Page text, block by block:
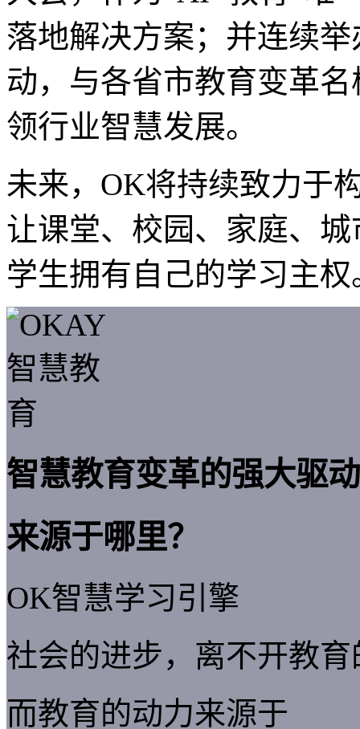
落地解决方案；并连续
动，与各省市教育变革
领行业智慧发展。
未来，OK将持续致力于
让课堂、校园、家庭、
学生拥有自己的学习主权
智慧教育变革的强大驱
来源于哪里？
OK智慧学习引擎
社会的进步，离不开教
而教育的动力来源于